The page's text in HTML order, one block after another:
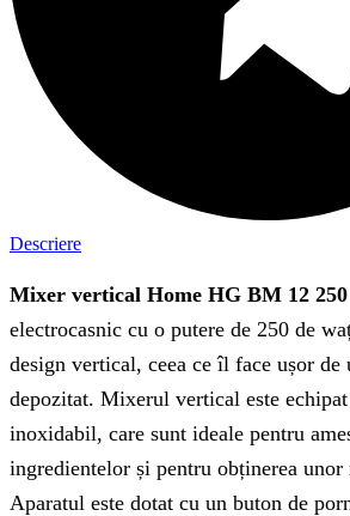
Descriere
Mixer vertical Home HG BM 12
electrocasnic cu o putere de 250 de
design vertical, ceea ce îl face ușor
depozitat. Mixerul vertical este
inoxidabil, care sunt ideale pentru
ingredientelor și pentru obținerea
Aparatul este dotat cu un buton de